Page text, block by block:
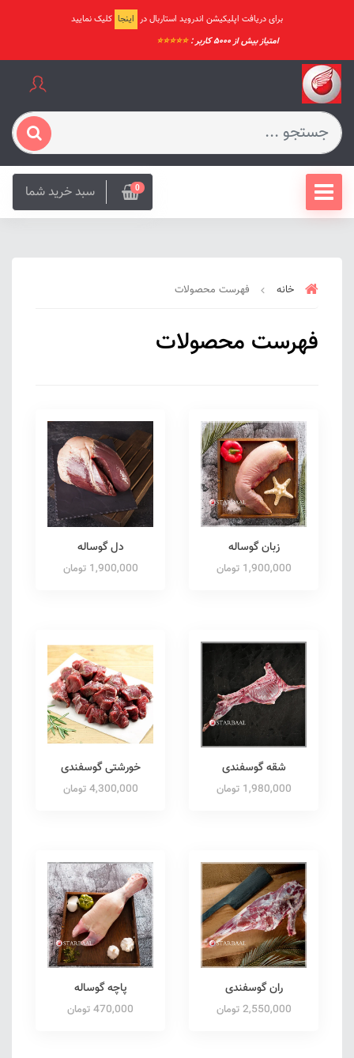
برای دریافت اپلیکیشن اندروید استاربال در اینجا کلیک نمایید
امتیاز بیش از ۵۰۰۰ کاربر :
⭐️⭐️⭐️⭐️⭐️
0 سبد خرید شما
خانه فهرست محصولات
فهرست محصولات
زبان گوساله
1,900,000 تومان
دل گوساله
1,900,000 تومان
شقه گوسفندی
1,980,000 تومان
خورشتی گوسفندی
4,300,000 تومان
ران گوسفندی
2,550,000 تومان
پاچه گوساله
470,000 تومان